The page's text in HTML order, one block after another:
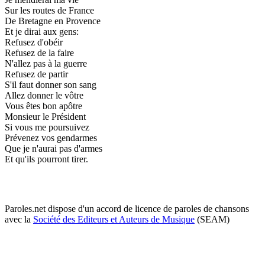
Sur les routes de France
De Bretagne en Provence
Et je dirai aux gens:
Refusez d'obéir
Refusez de la faire
N'allez pas à la guerre
Refusez de partir
S'il faut donner son sang
Allez donner le vôtre
Vous êtes bon apôtre
Monsieur le Président
Si vous me poursuivez
Prévenez vos gendarmes
Que je n'aurai pas d'armes
Et qu'ils pourront tirer.
Paroles.net dispose d'un accord de licence de paroles de chansons
avec la Société des Editeurs et Auteurs de Musique (SEAM)